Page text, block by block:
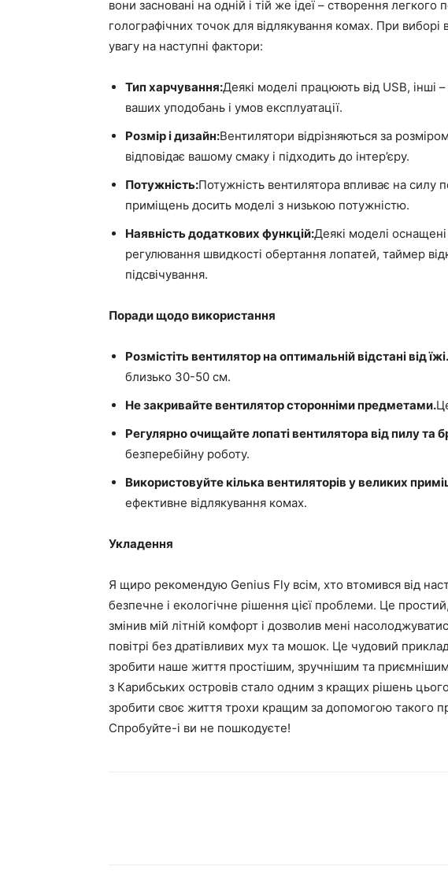
вони засновані на одній і тій же ідеї – створення легкого
голографічних точок для відлякування комах. При виборі
увагу на наступні фактори:
Тип харчування:Деякі моделі працюють від USB, інші
ваших уподобань і умов експлуатації.
Розмір і дизайн:Вентилятори відрізняються за
відповідає вашому смаку і підходить до інтер’єру.
Потужність:Потужність вентилятора впливає на силу
приміщень досить моделі з низькою потужністю.
Наявність додаткових функцій:Деякі моделі
регулювання швидкості обертання лопатей, таймер
підсвічування.
Поради щодо використання
Розмістіть вентилятор на оптимальній відстані від їжі.
близько 30-50 см.
Не закривайте вентилятор сторонніми предметами.
Регулярно очищайте лопаті вентилятора від пилу та
безперебійну роботу.
Використовуйте кілька вентиляторів у великих
ефективне відлякування комах.
Укладення
Я щиро рекомендую Genius Fly всім, хто втомився від
безпечне і екологічне рішення цієї проблеми. Це
змінив мій літній комфорт і дозволив мені
повітрі без дратівливих мух та мошок. Це чудовий
зробити наше життя простішим, зручнішим та
з Карибських островів стало одним з кращих рішень
зробити своє життя трохи кращим за допомогою такого
Спробуйте-і ви не пошкодуєте!